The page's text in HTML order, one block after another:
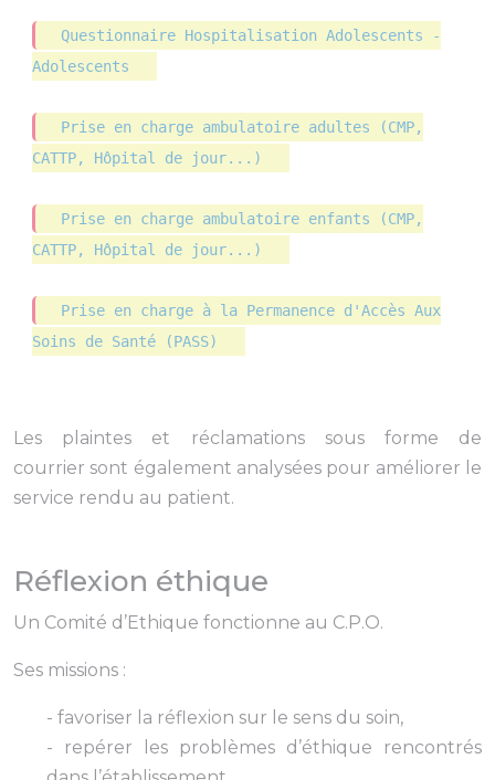
Questionnaire Hospitalisation Adolescents -
Adolescents
Prise en charge ambulatoire adultes (CMP,
CATTP, Hôpital de jour...)
Prise en charge ambulatoire enfants (CMP,
CATTP, Hôpital de jour...)
Prise en charge à la Permanence d'Accès Aux
Soins de Santé (PASS)
Les plaintes et réclamations sous forme de
courrier sont également analysées pour améliorer le
service rendu au patient.
Réflexion éthique
Un Comité d’Ethique fonctionne au C.P.O.
Ses missions :
- favoriser la réflexion sur le sens du soin,
- repérer les problèmes d’éthique rencontrés